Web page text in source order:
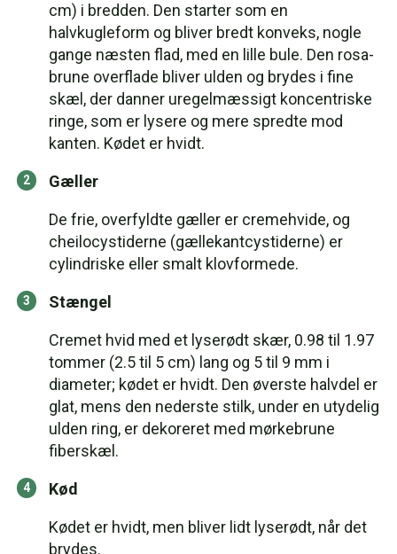
cm) i bredden. Den starter som en
halvkugleform og bliver bredt konveks, nogle
gange næsten flad, med en lille bule. Den rosa-
brune overflade bliver ulden og brydes i fine
skæl, der danner uregelmæssigt koncentriske
ringe, som er lysere og mere spredte mod
kanten. Kødet er hvidt.
Gæller
De frie, overfyldte gæller er cremehvide, og
cheilocystiderne (gællekantcystiderne) er
cylindriske eller smalt klovformede.
Stængel
Cremet hvid med et lyserødt skær, 0.98 til 1.97
tommer (2.5 til 5 cm) lang og 5 til 9 mm i
diameter; kødet er hvidt. Den øverste halvdel er
glat, mens den nederste stilk, under en utydelig
ulden ring, er dekoreret med mørkebrune
fiberskæl.
Kød
Kødet er hvidt, men bliver lidt lyserødt, når det
brydes.